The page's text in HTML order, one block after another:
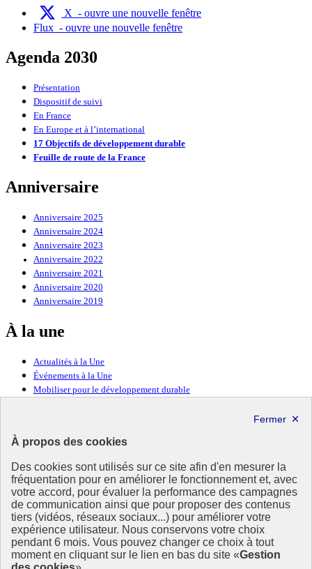
À propos des cookies
Des cookies sont utilisés sur ce site afin d'en mesurer la
fréquentation pour en améliorer le fonctionnement et, avec
votre accord, pour évaluer la performance des campagnes
de communication ainsi que pour proposer des contenus
tiers (vidéos, réseaux sociaux...) pour améliorer votre
expérience utilisateur. Nous conservons votre choix
pendant 6 mois. Vous pouvez changer ce choix à tout
moment en cliquant sur le lien en bas du site «Gestion
X - ouvre une nouvelle fenêtre
Flux - ouvre une nouvelle fenêtre
Agenda 2030
Présentation
Dispositif de suivi
En France
En Europe et à l’international
17 Objectifs de développement durable
Feuille de route de la France
Anniversaire
Anniversaire 2025
Anniversaire 2024
Anniversaire 2023
Anniversaire 2022
Anniversaire 2021
Anniversaire 2020
Anniversaire 2019
À la une
Actualités à la Une
Événements à la Une
Mobiliser pour le développement durable
Ressources
Ressources
La Méth’ODD
Gouvernement
Ce site propose l’information de référence concernant l’Agenda
2030 et la feuille de route de la France. Il valorise la mobilisation de
tous les acteurs.